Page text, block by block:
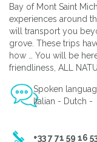
Bay of Mont Saint
experiences around
will transport you
grove. These trips
how … You will be
friendliness, ALL
Spoken
Italian - Dutch -
+33 7 71 59 16